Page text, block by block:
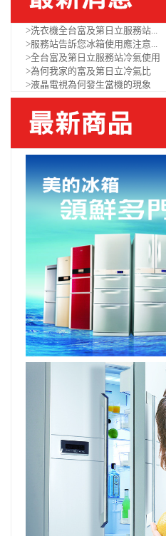
>洗衣機全台富及第日立服務站...
>服務站告訴您冰箱使用應注意...
>全台富及第日立服務站冷氣使用
>為何我家的富及第日立冷氣比
>液晶電視為何發生當機的現象